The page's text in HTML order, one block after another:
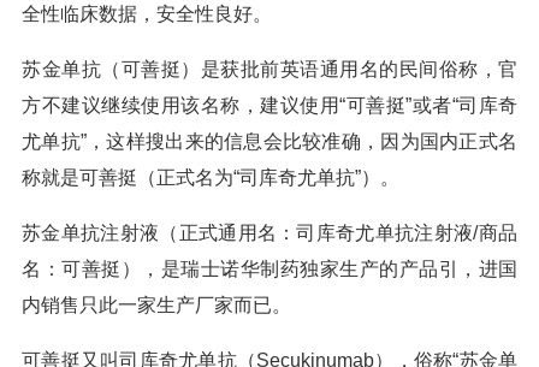
全性临床数据，安全性良好。
苏金单抗（可善挺）是获批前英语通用名的民间俗称，官
方不建议继续使用该名称，建议使用“可善挺”或者“司库奇
尤单抗”，这样搜出来的信息会比较准确，因为国内正式名
称就是可善挺（正式名为“司库奇尤单抗”）。
苏金单抗注射液（正式通用名：司库奇尤单抗注射液/商品
名：可善挺），是瑞士诺华制药独家生产的产品引，进国
内销售只此一家生产厂家而已。
可善挺又叫司库奇尤单抗（Secukinumab），俗称“苏金单